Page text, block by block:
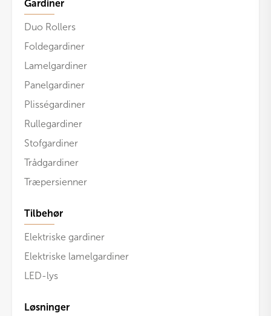
Gardiner
Duo Rollers
Foldegardiner
Lamelgardiner
Panelgardiner
Plisségardiner
Rullegardiner
Stofgardiner
Trådgardiner
Træpersienner
Tilbehør
Elektriske gardiner
Elektriske lamelgardiner
LED-lys
Løsninger